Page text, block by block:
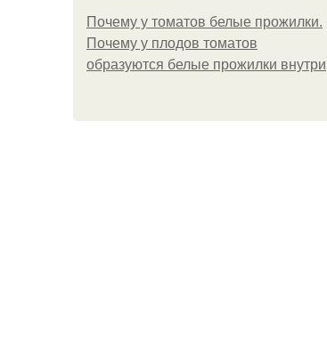
Почему у томатов белые прожилки.
Почему у плодов томатов
образуются белые прожилки внутри